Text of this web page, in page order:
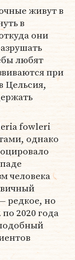
живут в
в
они
любят
при
Цельсия,
fowleri
однако
человека
редкое, но
2020 года